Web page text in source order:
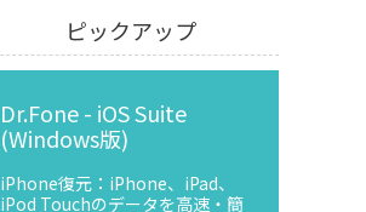
ピックアップ
Dr.Fone - iOS Suite
(Windows版)
iPhone復元：iPhone、iPad、
iPod Touchのデータを高速・簡